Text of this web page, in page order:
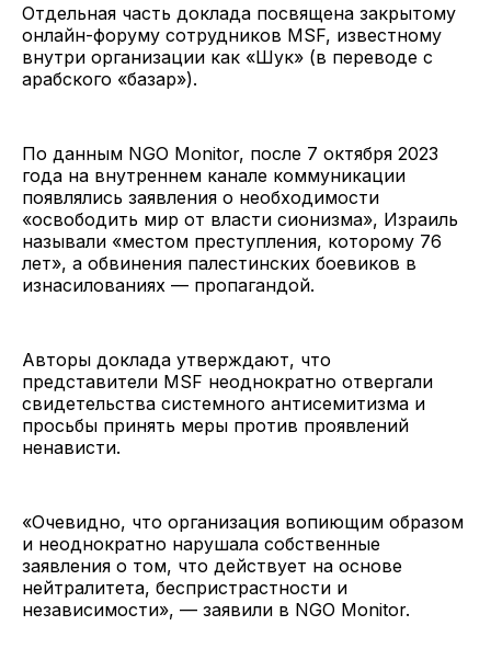
Отдельная часть доклада посвящена закрытому
онлайн-форуму сотрудников MSF, известному
внутри организации как «Шук» (в переводе с
арабского «базар»).
По данным NGO Monitor, после 7 октября 2023
года на внутреннем канале коммуникации
появлялись заявления о необходимости
«освободить мир от власти сионизма», Израиль
называли «местом преступления, которому 76
лет», а обвинения палестинских боевиков в
изнасилованиях — пропагандой.
Авторы доклада утверждают, что
представители MSF неоднократно отвергали
свидетельства системного антисемитизма и
просьбы принять меры против проявлений
ненависти.
«Очевидно, что организация вопиющим образом
и неоднократно нарушала собственные
заявления о том, что действует на основе
нейтралитета, беспристрастности и
независимости», — заявили в NGO Monitor.